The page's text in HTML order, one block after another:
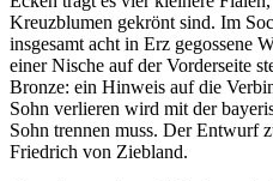
Kreuzblumen gekrönt sind. Im
insgesamt acht in Erz gegossene
einer Nische auf der Vorderseite
Bronze: ein Hinweis auf die
Sohn verlieren wird mit der
Sohn trennen muss. Der Entwurf
Friedrich von Ziebland.